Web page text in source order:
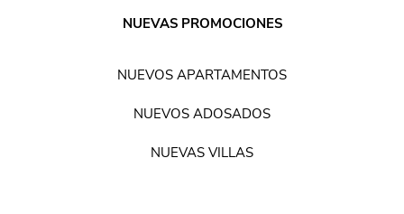
NUEVAS PROMOCIONES
NUEVOS APARTAMENTOS
NUEVOS ADOSADOS
NUEVAS VILLAS